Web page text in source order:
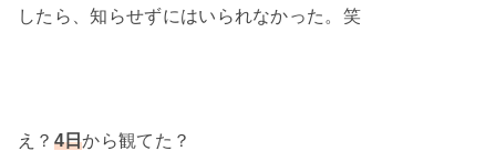
したら、知らせずにはいられなかった。笑
え？ 4日から観てた？